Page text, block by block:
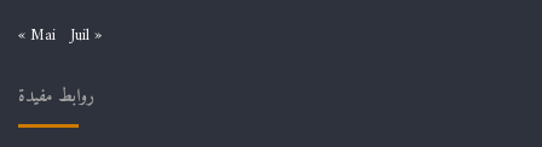
« Mai Juil »
روابط مفيدة